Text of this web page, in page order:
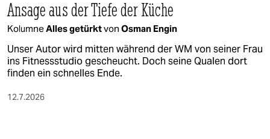
Ansage aus der Tiefe der Küche
KolumneAlles getürktvon Osman Engin
Unser Autor wird mitten während der WM von seiner Frau
ins Fitnessstudio gescheucht. Doch seine Qualen dort
finden ein schnelles Ende.
12.7.2026